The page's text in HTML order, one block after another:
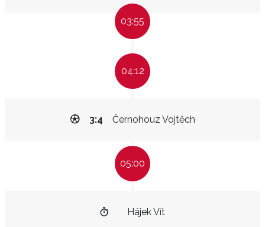
03:55
04:12
Černohouz Vojtěch
3:4
05:00
Hájek Vít